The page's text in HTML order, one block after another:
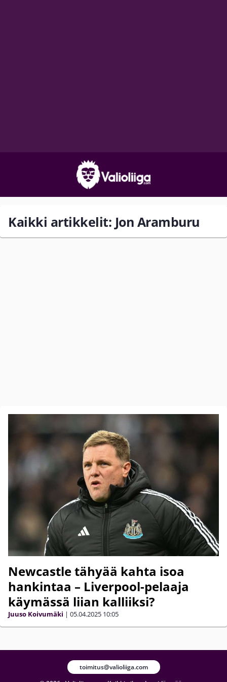
Kaikki artikkelit: Jon Aramburu
Newcastle tähyää kahta isoa
hankintaa – Liverpool-pelaaja
käymässä liian kalliiksi?
Juuso Koivumäki | 05.04.2025 10:05
toimitus@valioliiga.com